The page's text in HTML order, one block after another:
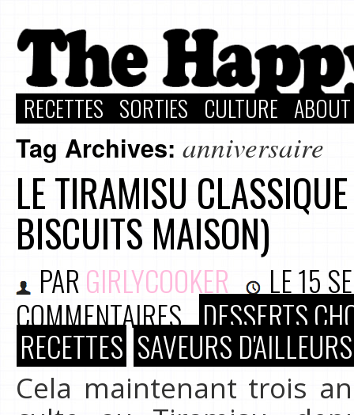
RECETTES SORTIES CULTURE
Tag Archives: anniversaire
LE TIRAMISU
BISCUITS MAISON)
PAR GIRLYCOOKER LE15
COMMENTAIRES DESSERTS
RECETTES SAVEURS D'AILLEURS
Cela maintenant trois